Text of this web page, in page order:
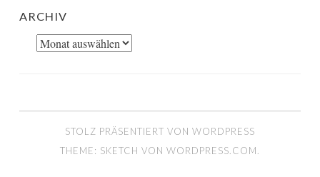
ARCHIV
Archiv
STOLZ PRÄSENTIERT VON WORDPRESS
THEME: SKETCH VON WORDPRESS.COM